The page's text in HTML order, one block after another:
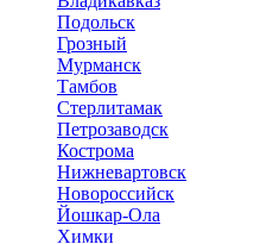
Подольск
Грозный
Мурманск
Тамбов
Стерлитамак
Петрозаводск
Кострома
Нижневартовск
Новороссийск
Йошкар-Ола
Химки